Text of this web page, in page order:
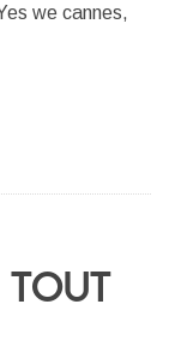
we cannes,